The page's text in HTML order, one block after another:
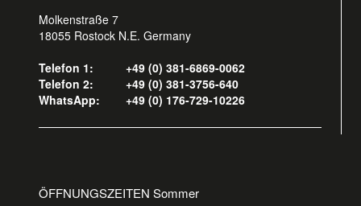
Molkenstraße 7
18055 Rostock N.E. Germany
Telefon 1: +49 (0) 381-6869-0062
Telefon 2: +49 (0) 381-3756-640
WhatsApp: +49 (0) 176-729-10226
ÖFFNUNGSZEITEN Sommer